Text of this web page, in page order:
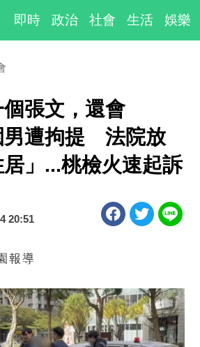
即時 政治 社會 生活 娛樂
張文，還會
男遭拘提 法院放
居」...桃檢火速起訴
20:51
報導